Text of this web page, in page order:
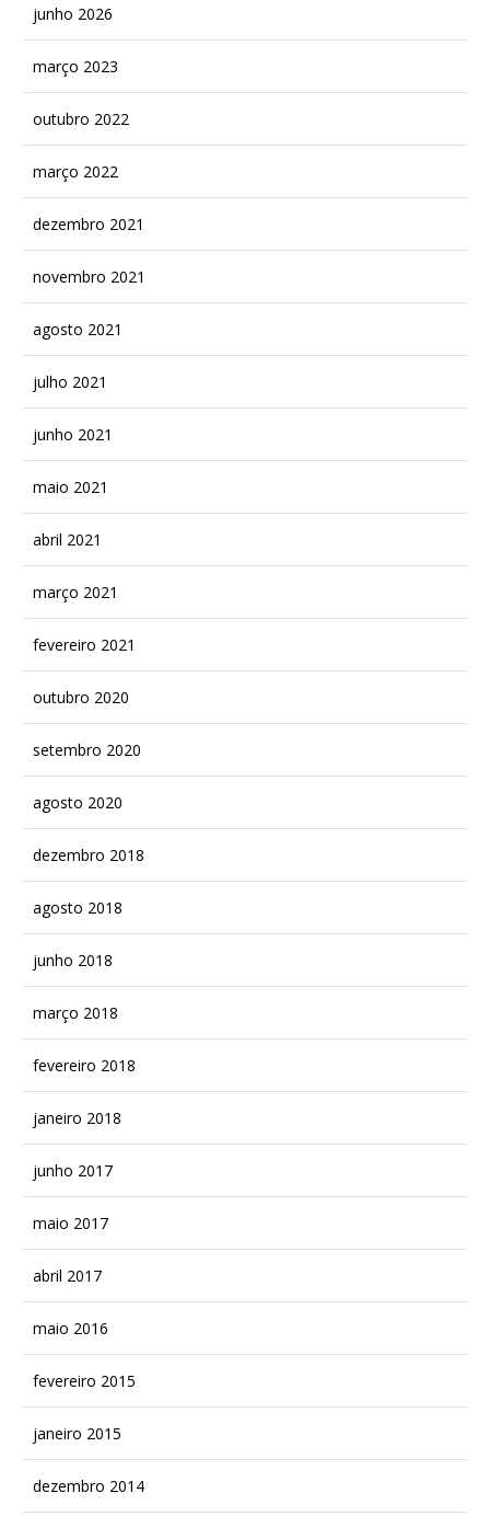
junho 2026
março 2023
outubro 2022
março 2022
dezembro 2021
novembro 2021
agosto 2021
julho 2021
junho 2021
maio 2021
abril 2021
março 2021
fevereiro 2021
outubro 2020
setembro 2020
agosto 2020
dezembro 2018
agosto 2018
junho 2018
março 2018
fevereiro 2018
janeiro 2018
junho 2017
maio 2017
abril 2017
maio 2016
fevereiro 2015
janeiro 2015
dezembro 2014